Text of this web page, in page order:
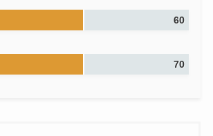
60
70